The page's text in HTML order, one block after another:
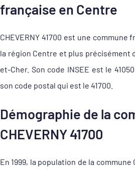
française en Centre
CHEVERNY 41700 est une commune
la région Centre et plus précisément
et-Cher. Son code INSEE est le
son code postal qui est le 41700.
Démographie de la
CHEVERNY 41700
En 1999, la population de la commune